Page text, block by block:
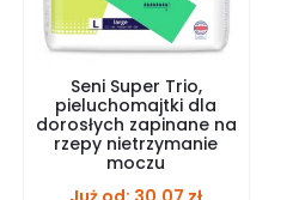
Seni Super Trio,
pieluchomajtki dla
dorosłych zapinane na
rzepy nietrzymanie
moczu